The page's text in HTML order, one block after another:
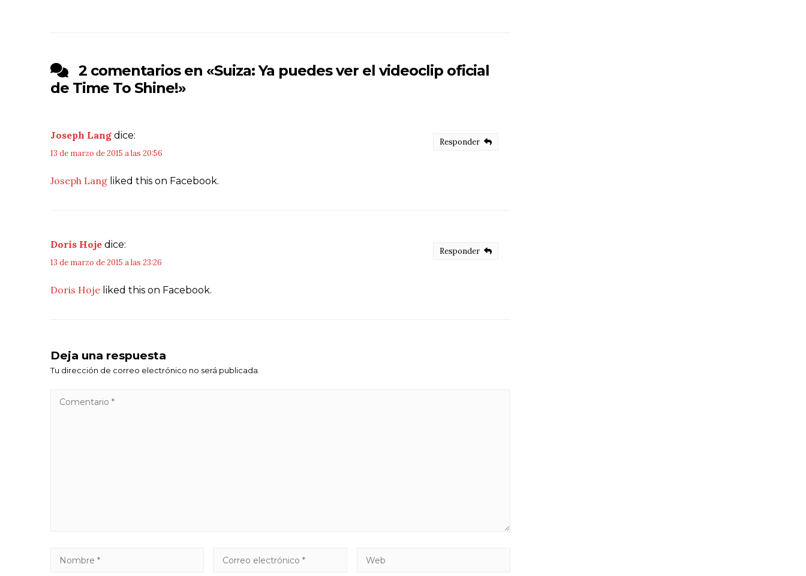
2 comentarios en «Suiza: Ya puedes ver el videoclip oficial
de Time To Shine!»
Joseph Lang dice:
13 de marzo de 2015 a las 20:56
Joseph Lang liked this on Facebook.
Responder
Doris Hoje dice:
13 de marzo de 2015 a las 23:26
Doris Hoje liked this on Facebook.
Responder
Deja una respuesta
Tu dirección de correo electrónico no será publicada.